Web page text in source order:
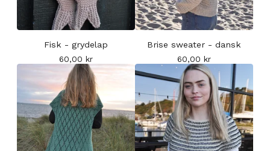
Fisk - grydelap
60,00 kr
Brise sweater - dansk
60,00 kr